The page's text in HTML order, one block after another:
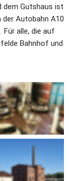
dem Gutshaus ist
der Autobahn A10
alle, die auf
Bahnhof und